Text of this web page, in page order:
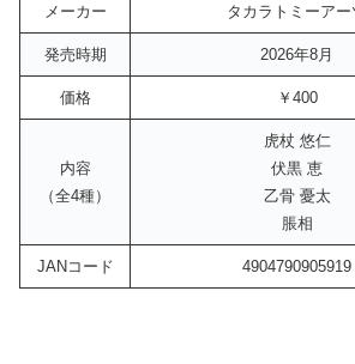
メーカー タカラトミーアー
発売時期 2026年8月
価格 ￥400
内容
（全4種）
虎杖 悠仁
伏黒 恵
乙骨 憂太
脹相
JANコード 4904790905919